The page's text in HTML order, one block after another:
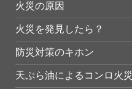
火災の原因
火災を発見したら？
防災対策のキホン
天ぷら油によるコンロ火災